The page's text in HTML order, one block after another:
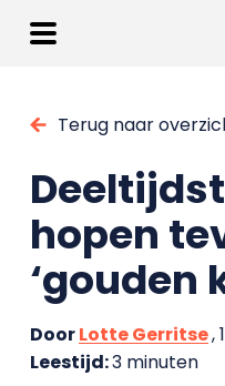
Terug naar
hopen
‘gouden
DoorLotte Gerritse,
Leestijd:3 minuten